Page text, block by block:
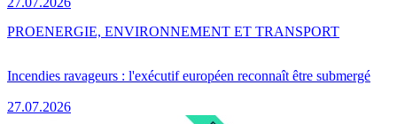
Incendies ravageurs : l'exécutif européen reconnaît être submergé
27.07.2026
PROENERGIE, ENVIRONNEMENT ET TRANSPORT